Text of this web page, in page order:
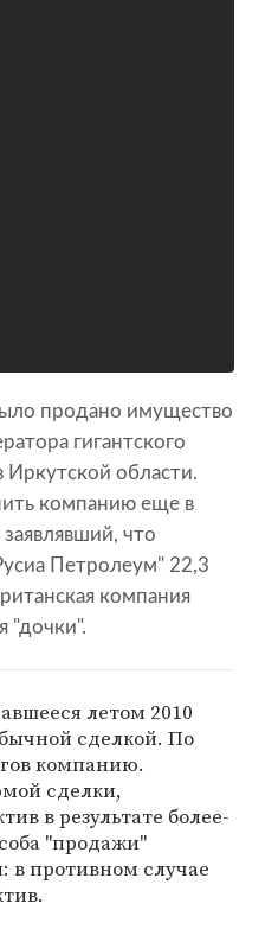
продано имущество
гигантского
Иркутской области.
компанию еще в
что
Петролеум" 22,3
компания
"дочки".
летом 2010
сделкой. По
компанию.
сделки,
в результате более-
"продажи"
противном случае